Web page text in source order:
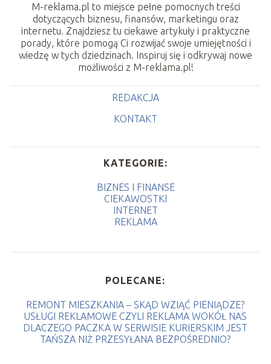
M-reklama.pl to miejsce pełne pomocnych treści
dotyczących biznesu, finansów, marketingu oraz
internetu. Znajdziesz tu ciekawe artykuły i praktyczne
porady, które pomogą Ci rozwijać swoje umiejętności i
wiedzę w tych dziedzinach. Inspiruj się i odkrywaj nowe
możliwości z M-reklama.pl!
REDAKCJA
KONTAKT
KATEGORIE:
BIZNES I FINANSE
CIEKAWOSTKI
INTERNET
REKLAMA
POLECANE:
REMONT MIESZKANIA – SKĄD WZIĄĆ PIENIĄDZE?
USŁUGI REKLAMOWE CZYLI REKLAMA WOKÓŁ NAS
DLACZEGO PACZKA W SERWISIE KURIERSKIM JEST
TAŃSZA NIŻ PRZESYŁANA BEZPOŚREDNIO?